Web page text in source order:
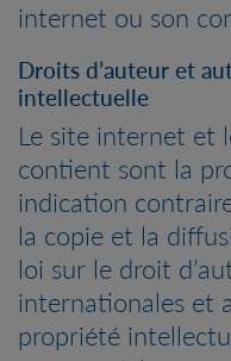
internet ou son
Droits d’auteur et
intellectuelle
Le site internet et
contient sont la
indication
la copie et la
loi sur le droit
internationales et
propriété